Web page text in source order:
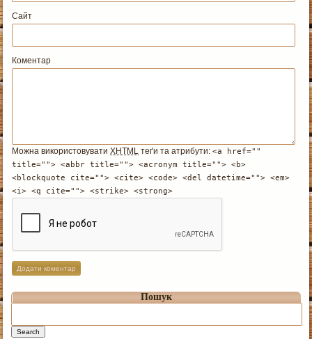
Сайт
Коментар
Можна використовуватиXHTML теґи та атрибути:<a href=""
title=""> <abbr title=""> <acronym title=""> <b>
<blockquote cite=""> <cite> <code> <del datetime=""> <em>
<i> <q cite=""> <strike> <strong>
Пошук